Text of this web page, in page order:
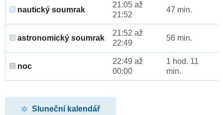
nautický soumrak
21:05 až
21:52
47 min.
astronomický soumrak
21:52 až
22:49
56 min.
noc
22:49 až
00:00
1 hod. 11
min.
Sluneční kalendář